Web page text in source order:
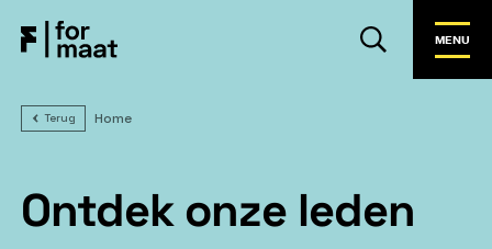
MENU
Terug Home
Ontdek onze leden